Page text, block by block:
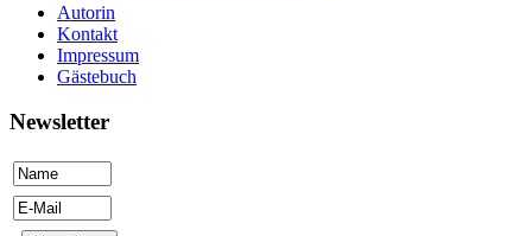
Autorin
Kontakt
Impressum
Gästebuch
Newsletter